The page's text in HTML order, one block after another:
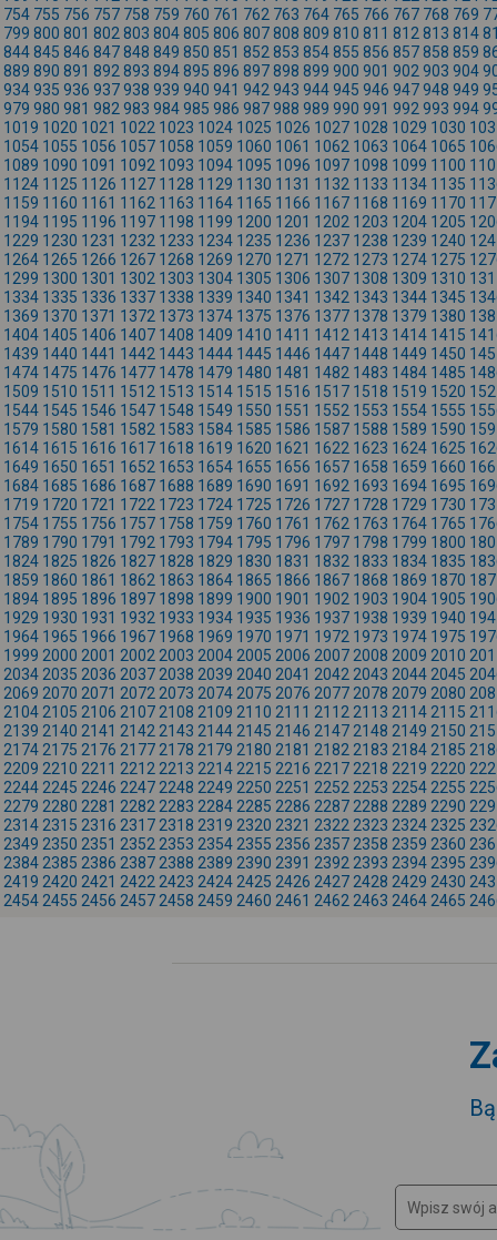
754 755 756 757 758 759 760 761 762 763 764 765 766 767 768 769
799 800 801 802 803 804805 806 807808 809 810 811 812 813 814
844845 846 847848 849 850 851 852 853 854855 856 857858 859
889 890 891 892 893 894895 896 897898 899 900 901 902 903 904
934935 936 937938 939 940 941 942 943 944945 946 947948 949
979 980 981 982 983 984985 986 987988 989 990 991 992 993 994
1019 1020 1021 1022 1023 1024 1025 1026 1027 1028 1029 1030
1054 1055 1056 1057 1058 1059 1060 1061 1062 1063 1064 1065
1089 1090 1091 1092 1093 1094 1095 1096 1097 1098 1099 1100
1124 1125 1126 1127 1128 1129 1130 1131 1132 1133 1134 1135
1159 1160 1161 1162 1163 1164 1165 1166 1167 1168 1169 1170
1194 1195 1196 1197 1198 1199 1200 1201 1202 1203 1204 1205
1229 1230 1231 1232 1233 1234 1235 1236 1237 1238 1239 1240
1264 1265 1266 1267 1268 1269 1270 1271 1272 1273 1274 1275
1299 1300 1301 1302 1303 1304 1305 1306 1307 1308 1309 1310
1334 1335 1336 1337 1338 1339 1340 1341 1342 1343 1344 1345
1369 1370 1371 1372 1373 1374 1375 1376 1377 1378 1379 1380
1404 1405 1406 1407 1408 1409 1410 1411 1412 1413 1414 1415
1439 1440 1441 1442 1443 1444 1445 1446 1447 1448 1449 1450
1474 1475 1476 1477 1478 1479 1480 1481 1482 1483 1484 1485
1509 1510 1511 1512 1513 1514 1515 1516 1517 1518 1519 1520
1544 1545 1546 1547 1548 1549 1550 1551 1552 1553 1554 1555
1579 1580 1581 1582 1583 1584 1585 1586 1587 1588 1589 1590
1614 1615 1616 1617 1618 1619 1620 1621 1622 1623 1624 1625
1649 1650 1651 1652 1653 1654 1655 1656 1657 1658 1659 1660
1684 1685 1686 1687 1688 1689 1690 1691 1692 1693 1694 1695
1719 1720 1721 1722 1723 1724 1725 1726 1727 1728 1729 1730
1754 1755 1756 1757 1758 1759 1760 1761 1762 1763 1764 1765
1789 1790 1791 1792 1793 1794 1795 1796 1797 1798 1799 1800
1824 1825 1826 1827 1828 1829 1830 1831 1832 1833 1834 1835
1859 1860 1861 1862 1863 1864 1865 1866 1867 1868 1869 1870
1894 1895 1896 1897 1898 1899 1900 1901 1902 1903 1904 1905
1929 1930 1931 1932 1933 1934 1935 1936 1937 1938 1939 1940
1964 1965 1966 1967 1968 1969 1970 1971 1972 1973 1974 1975
1999 2000 2001 2002 2003 2004 2005 2006 2007 2008 2009 2010
2034 2035 2036 2037 2038 2039 2040 2041 2042 2043 2044 2045
2069 2070 2071 2072 2073 2074 2075 2076 2077 2078 2079 2080
2104 2105 2106 2107 2108 2109 2110 2111 2112 2113 2114 2115
2139 2140 2141 2142 2143 2144 2145 2146 2147 2148 2149 2150
2174 2175 2176 2177 2178 2179 2180 2181 2182 2183 2184 2185
2209 2210 2211 2212 2213 2214 2215 2216 2217 2218 2219 2220
2244 2245 2246 2247 2248 2249 2250 2251 2252 2253 2254 2255
2279 2280 2281 2282 2283 2284 2285 2286 2287 2288 2289 2290
2314 2315 2316 2317 2318 2319 2320 2321 2322 2323 2324 2325
2349 2350 2351 2352 2353 2354 2355 2356 2357 2358 2359 2360
2384 2385 2386 2387 2388 2389 2390 2391 2392 2393 2394 2395
2419 2420 2421 2422 2423 2424 2425 2426 2427 2428 2429 2430
2454 2455 2456 2457 2458 2459 2460 2461 2462 2463 2464 2465